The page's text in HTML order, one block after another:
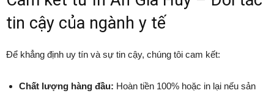
tin cậy của ngành y tế
Để khẳng định uy tín và sự tin cậy, chúng tôi cam kết:
Chất lượng hàng đầu: Hoàn tiền 100% hoặc in lại nếu sản